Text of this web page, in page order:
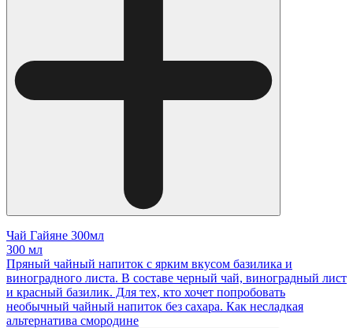
Чай Гайяне 300мл
300 мл
Пряный чайный напиток с ярким вкусом базилика и
виноградного листа. В составе черный чай, виноградный лист
и красный базилик. Для тех, кто хочет попробовать
необычный чайный напиток без сахара. Как несладкая
альтернатива смородине